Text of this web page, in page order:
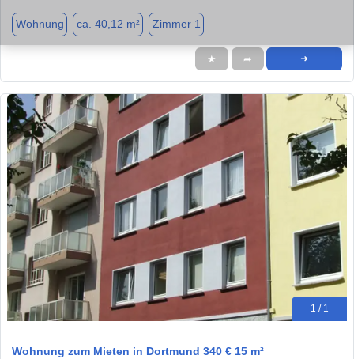
Wohnung ca. 40,12 m² Zimmer 1
★ ➦ ➜
1 / 1
Wohnung zum Mieten in Dortmund 340 € 15 m²